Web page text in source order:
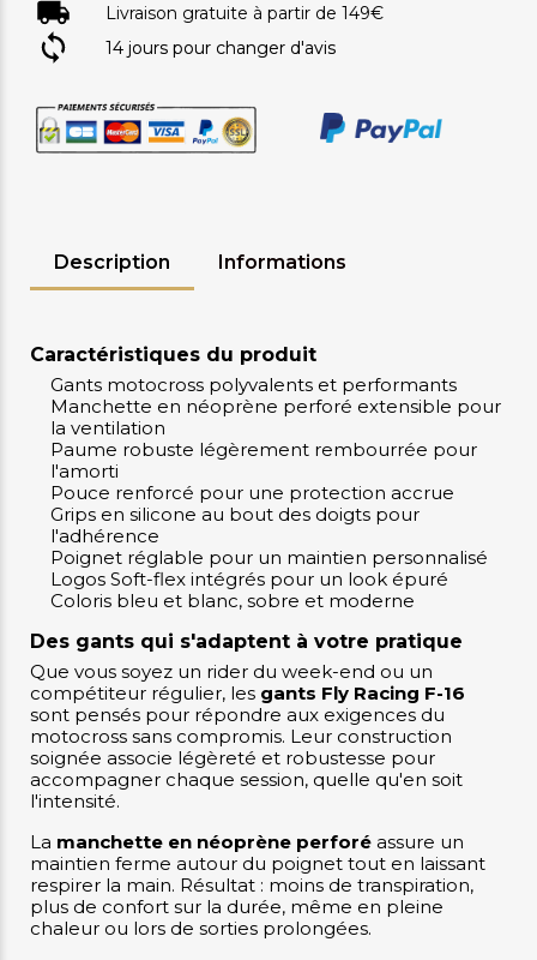
Livraison gratuite à partir de 149€
14 jours pour changer d'avis
Description Informations
Caractéristiques du produit
Gants motocross polyvalents et performants
Manchette en néoprène perforé extensible pour
la ventilation
Paume robuste légèrement rembourrée pour
l'amorti
Pouce renforcé pour une protection accrue
Grips en silicone au bout des doigts pour
l'adhérence
Poignet réglable pour un maintien personnalisé
Logos Soft-flex intégrés pour un look épuré
Coloris bleu et blanc, sobre et moderne
Des gants qui s'adaptent à votre pratique
Que vous soyez un rider du week-end ou un
compétiteur régulier, les gants Fly Racing F-16
sont pensés pour répondre aux exigences du
motocross sans compromis. Leur construction
soignée associe légèreté et robustesse pour
accompagner chaque session, quelle qu'en soit
l'intensité.
La manchette en néoprène perforé assure un
maintien ferme autour du poignet tout en laissant
respirer la main. Résultat : moins de transpiration,
plus de confort sur la durée, même en pleine
chaleur ou lors de sorties prolongées.